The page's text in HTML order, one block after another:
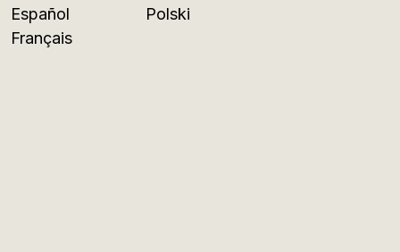
Español
Français
Polski